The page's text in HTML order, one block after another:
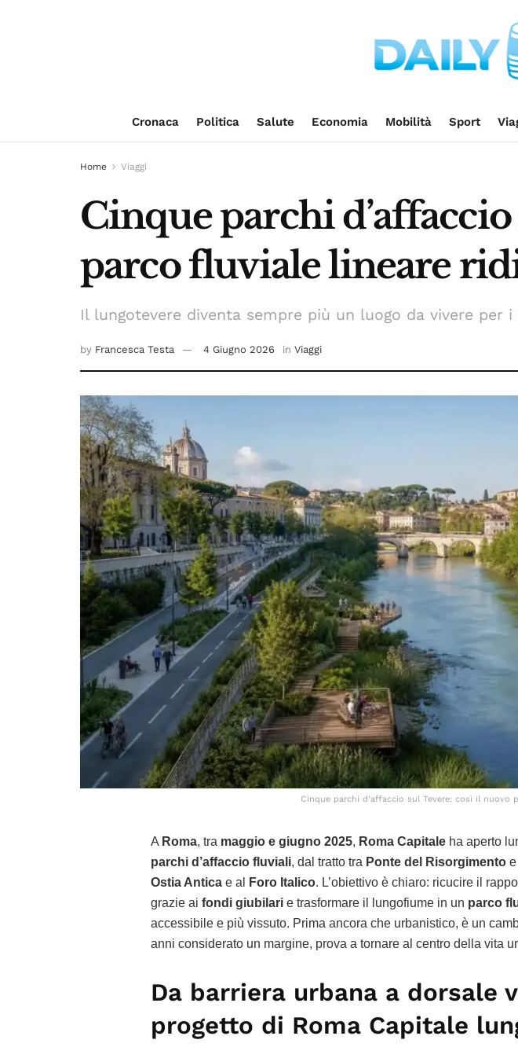
Cronaca Politica Salute Economia Mobilità Sport
Home Viaggi
Cinque parchi
parco fluviale lineare
Il lungotevere diventa sempre più un luogo da vivere per
by Francesca Testa 4 Giugno 2026 in Viaggi
Cinque parchi d’affaccio sul Tevere: così il nuovo
A Roma, tra maggio e giugno 2025, Roma Capitale ha aperto
parchi d’affaccio fluviali, dal tratto tra Ponte del Risorgimento e
Ostia Antica e al Foro Italico. L’obiettivo è chiaro: ricucire il
grazie ai fondi giubilari e trasformare il lungofiume in un parco
accessibile e più vissuto. Prima ancora che urbanistico, è un
anni considerato un margine, prova a tornare al centro della vita
Da barriera urbana a dorsale
progetto di Roma Capitale